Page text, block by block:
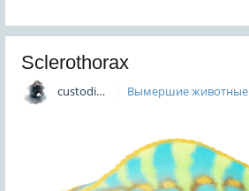
Sclerothorax
custodian Вымершие животные